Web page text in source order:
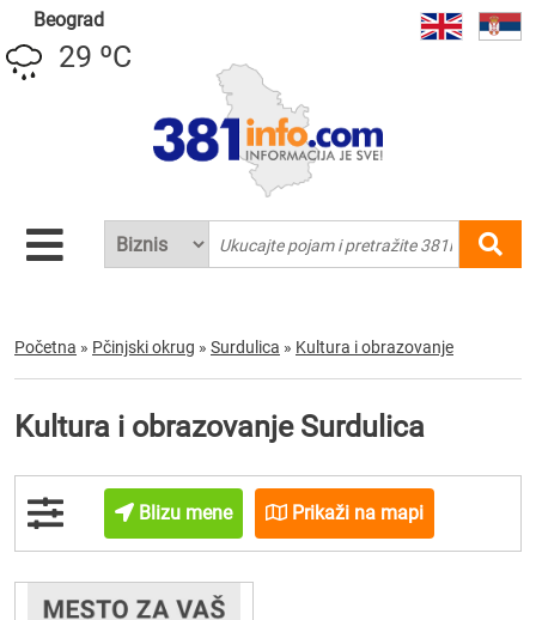
Beograd
29 ºC
Početna » Pčinjski okrug » Surdulica » Kultura i obrazovanje
Kultura i obrazovanje Surdulica
Blizu mene Prikaži na mapi